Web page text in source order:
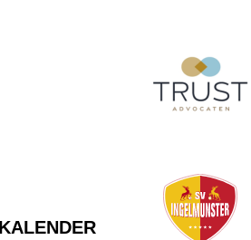
KALENDER